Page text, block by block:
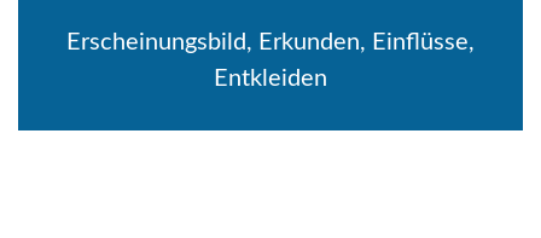
Erscheinungsbild, Erkunden, Einflüsse,
Entkleiden